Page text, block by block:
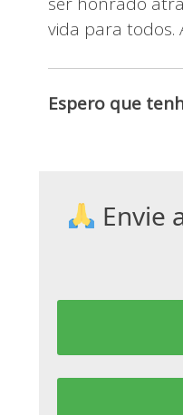
vida para todos.
Espero que
Envie